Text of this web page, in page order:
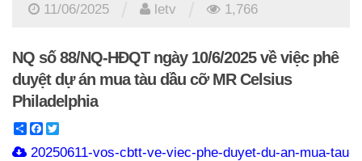
11/06/2025 letv 1,766
NQ số 88/NQ-HĐQT ngày 10/6/2025 về việc phê
duyệt dự án mua tàu dầu cỡ MR Celsius
Philadelphia
ShareFacebook
20250611-vos-cbtt-ve-viec-phe-duyet-du-an-mua-